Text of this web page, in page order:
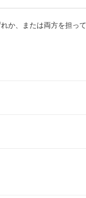
か、または両方を担っ